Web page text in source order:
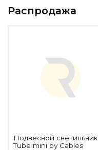
Распродажа
Подвесной светильник
Tube mini by Cables